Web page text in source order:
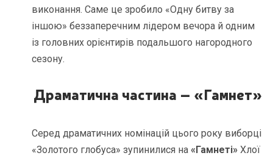
виконання. Саме це зробило «Одну битву за
іншою» беззаперечним лідером вечора й одним
із головних орієнтирів подальшого нагородного
сезону.
Драматична частина – «Гамнет»
Серед драматичних номінацій цього року виборці
«Золотого глобуса» зупинилися на«Гамнеті» Хлої